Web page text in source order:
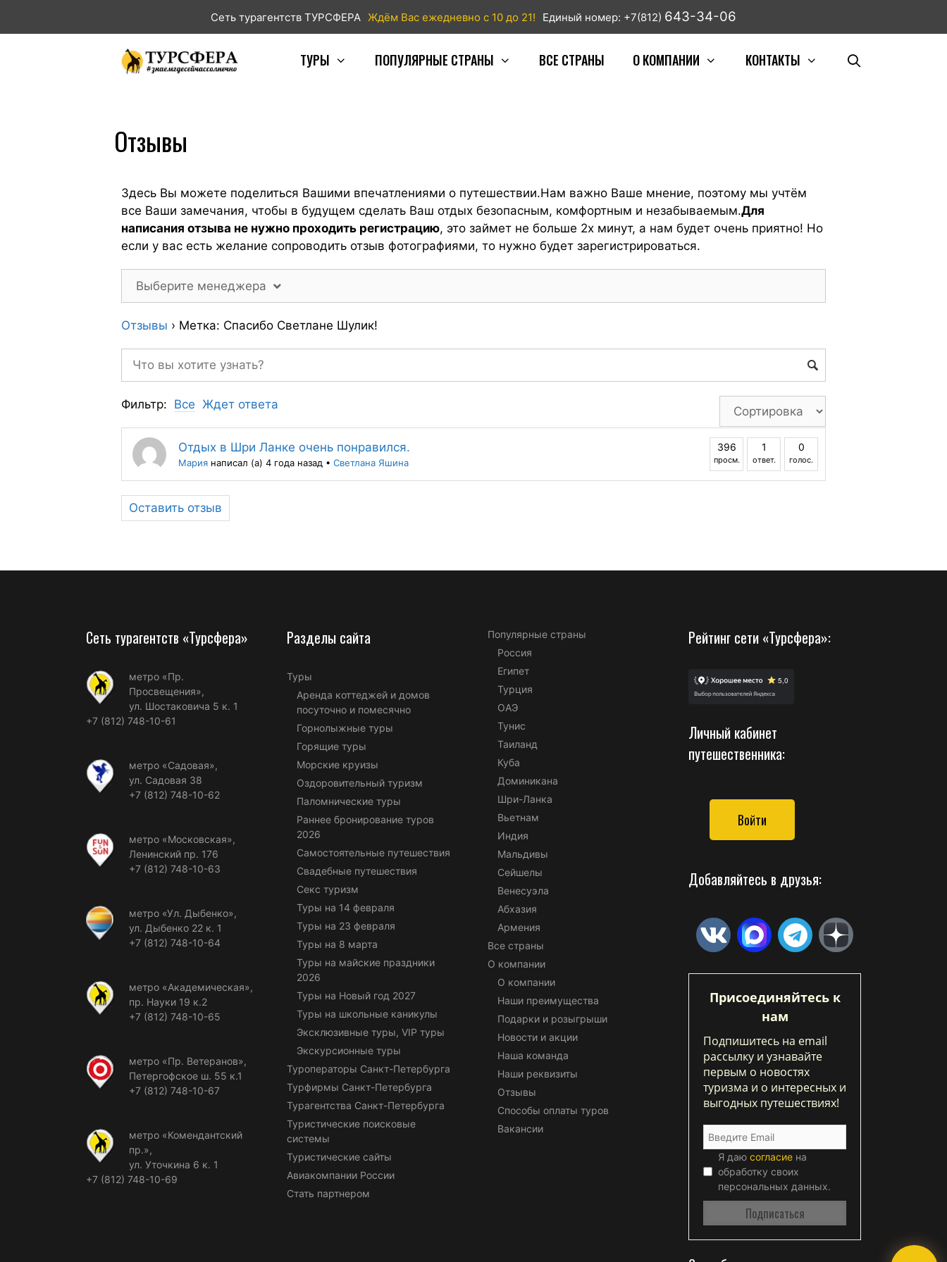
Сеть турагентств ТУРСФЕРА Ждём Вас ежедневно с 10 до 21! Единый номер: +7(812) 643-34-06
ТУРЫ ПОПУЛЯРНЫЕ СТРАНЫ ВСЕ СТРАНЫ О КОМПАНИИ КОНТАКТЫ
Отзывы
Здесь Вы можете поделиться Вашими впечатлениями о путешествии.Нам важно Ваше мнение, поэтому мы учтём
все Ваши замечания, чтобы в будущем сделать Ваш отдых безопасным, комфортным и незабываемым.Для
написания отзыва не нужно проходить регистрацию, это займет не больше 2х минут, а нам будет очень приятно! Но
если у вас есть желание сопроводить отзыв фотографиями, то нужно будет зарегистрироваться.
Выберите менеджера
Отзывы › Метка: Спасибо Светлане Шулик!
Фильтр: Все Ждет ответа
Отдых в Шри Ланке очень понравился.
Мария написал (а) 4 года назад • Светлана Яшина
396
просм.
1
ответ.
0
голос.
Оставить отзыв
Сеть турагентств «Турсфера»
метро «Пр.
Просвещения»,
ул. Шостаковича 5 к. 1
+7 (812) 748-10-61
метро «Садовая»,
ул. Садовая 38
+7 (812) 748-10-62
метро «Московская»,
Ленинский пр. 176
+7 (812) 748-10-63
метро «Ул. Дыбенко»,
ул. Дыбенко 22 к. 1
+7 (812) 748-10-64
метро «Академическая»,
пр. Науки 19 к.2
+7 (812) 748-10-65
метро «Пр. Ветеранов»,
Петергофское ш. 55 к.1
+7 (812) 748-10-67
метро «Комендантский
пр.»,
ул. Уточкина 6 к. 1
+7 (812) 748-10-69
Разделы сайта
Туры
Аренда коттеджей и домов
посуточно и помесячно
Горнолыжные туры
Горящие туры
Морские круизы
Оздоровительный туризм
Паломнические туры
Раннее бронирование туров
2026
Самостоятельные путешествия
Свадебные путешествия
Секс туризм
Туры на 14 февраля
Туры на 23 февраля
Туры на 8 марта
Туры на майские праздники
2026
Туры на Новый год 2027
Туры на школьные каникулы
Эксклюзивные туры, VIP туры
Экскурсионные туры
Туроператоры Санкт-Петербурга
Турфирмы Санкт-Петербурга
Турагентства Санкт-Петербурга
Туристические поисковые
системы
Туристические сайты
Авиакомпании России
Стать партнером
Популярные страны
Россия
Египет
Турция
ОАЭ
Тунис
Таиланд
Куба
Доминикана
Шри-Ланка
Вьетнам
Индия
Мальдивы
Сейшелы
Венесуэла
Абхазия
Армения
Все страны
О компании
О компании
Наши преимущества
Подарки и розыгрыши
Новости и акции
Наша команда
Наши реквизиты
Отзывы
Способы оплаты туров
Вакансии
Рейтинг сети «Турсфера»:
Личный кабинет
путешественника:
Войти
Добавляйтесь в друзья:
Присоединяйтесь к
нам
Подпишитесь на email
рассылку и узнавайте
первым о новостях
туризма и о интересных и
выгодных путешествиях!
Я даю согласие на
обработку своих
персональных данных.